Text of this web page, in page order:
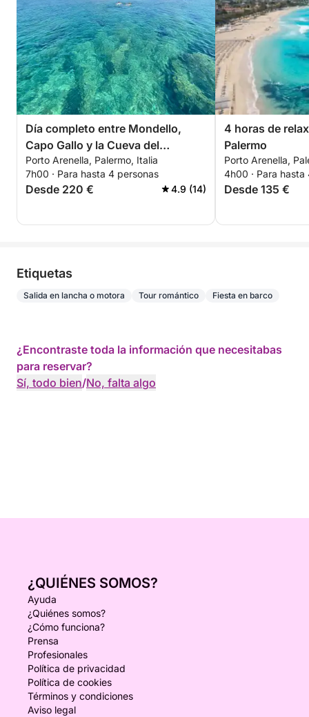
Día completo entre Mondello,
Capo Gallo y la Cueva del
Petróleo.
Porto Arenella, Palermo, Italia
7h00 · Para hasta 4 personas
Desde 220 € 4.9 (14)
4 horas de
Palermo
Porto Arenella,
4h00 · Para hasta
Desde 135 €
Etiquetas
Salida en lancha o motora Tour romántico Fiesta en barco
¿Encontraste toda la información que necesitabas
para reservar?
Sí, todo bien/No, falta algo
¿QUIÉNES SOMOS?
Ayuda
¿Quiénes somos?
¿Cómo funciona?
Prensa
Profesionales
Política de privacidad
Política de cookies
Términos y condiciones
Aviso legal